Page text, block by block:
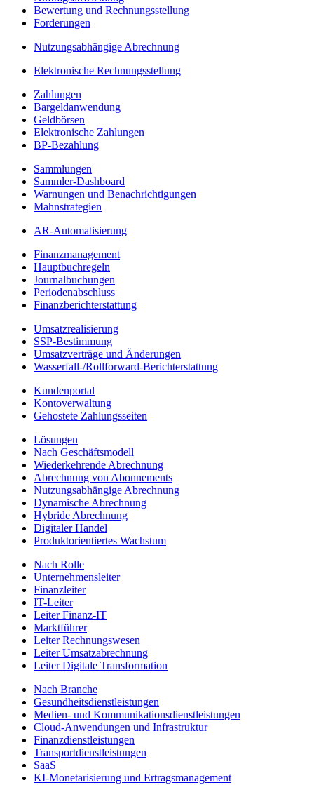
Bewertung und Rechnungsstellung
Forderungen
Nutzungsabhängige Abrechnung
Elektronische Rechnungsstellung
Zahlungen
Bargeldanwendung
Geldbörsen
Elektronische Zahlungen
BP-Bezahlung
Sammlungen
Sammler-Dashboard
Warnungen und Benachrichtigungen
Mahnstrategien
AR-Automatisierung
Finanzmanagement
Hauptbuchregeln
Journalbuchungen
Periodenabschluss
Finanzberichterstattung
Umsatzrealisierung
SSP-Bestimmung
Umsatzverträge und Änderungen
Wasserfall-/Rollforward-Berichterstattung
Kundenportal
Kontoverwaltung
Gehostete Zahlungsseiten
Lösungen
Nach Geschäftsmodell
Wiederkehrende Abrechnung
Abrechnung von Abonnements
Nutzungsabhängige Abrechnung
Dynamische Abrechnung
Hybride Abrechnung
Digitaler Handel
Produktorientiertes Wachstum
Nach Rolle
Unternehmensleiter
Finanzleiter
IT-Leiter
Leiter Finanz-IT
Marktführer
Leiter Rechnungswesen
Leiter Umsatzabrechnung
Leiter Digitale Transformation
Nach Branche
Gesundheitsdienstleistungen
Medien- und Kommunikationsdienstleistungen
Cloud-Anwendungen und Infrastruktur
Finanzdienstleistungen
Transportdienstleistungen
SaaS
KI-Monetarisierung und Ertragsmanagement